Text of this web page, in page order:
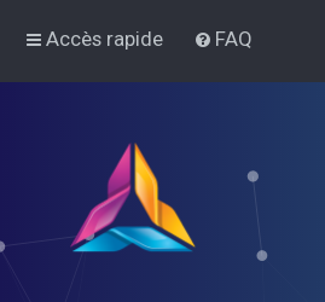
Accès rapide FAQ